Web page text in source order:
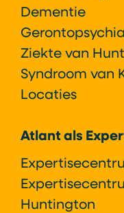
Dementie
Ziekte van
Syndroom van
Locaties
Atlant als
Huntington